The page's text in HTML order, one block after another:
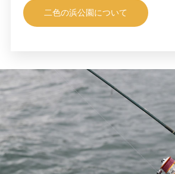
二色の浜公園について